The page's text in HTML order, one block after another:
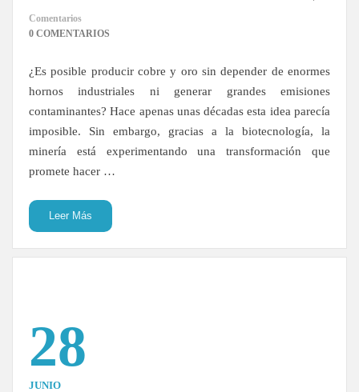
Comentarios
0 COMENTARIOS
¿Es posible producir cobre y oro sin depender de enormes
hornos industriales ni generar grandes emisiones
contaminantes? Hace apenas unas décadas esta idea parecía
imposible. Sin embargo, gracias a la biotecnología, la
minería está experimentando una transformación que
promete hacer …
Leer Más
28
JUNIO